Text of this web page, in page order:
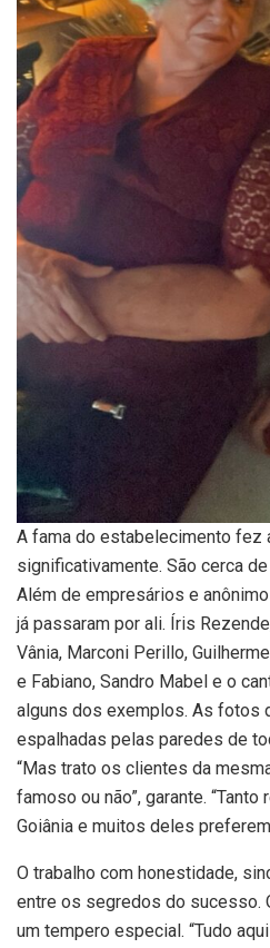
A fama do estabelecimento fez
significativamente. São cerca
Além de empresários e
já passaram por ali. Íris
Vânia, Marconi Perillo,
e Fabiano, Sandro Mabel e o
alguns dos exemplos. As fotos
espalhadas pelas paredes de
“Mas trato os clientes da
famoso ou não”, garante.
Goiânia e muitos deles
O trabalho com honestidade,
entre os segredos do sucesso.
um tempero especial. “Tudo